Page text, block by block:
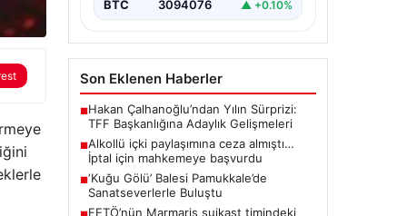
BTC 3094076 ▲ +0.10%
Son Eklenen Haberler
■Hakan Çalhanoğlu’ndan Yılın Sürprizi:
TFF Başkanlığına Adaylık Gelişmeleri
■Alkollü içki paylaşımına ceza almıştı…
İptal için mahkemeye başvurdu
■‘Kuğu Gölü’ Balesi Pamukkale’de
Sanatseverlerle Buluştu
FETÖ’nün Marmaris suikast timindeki